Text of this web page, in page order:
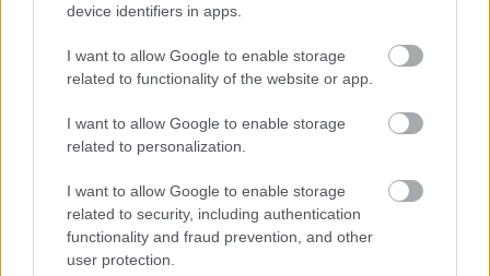
device identifiers in apps.
I want to allow Google to enable storage
related to functionality of the website or app.
I want to allow Google to enable storage
related to personalization.
I want to allow Google to enable storage
related to security, including authentication
functionality and fraud prevention, and other
user protection.
Hírlevél feliratkozás
Adja meg keresztnevét: